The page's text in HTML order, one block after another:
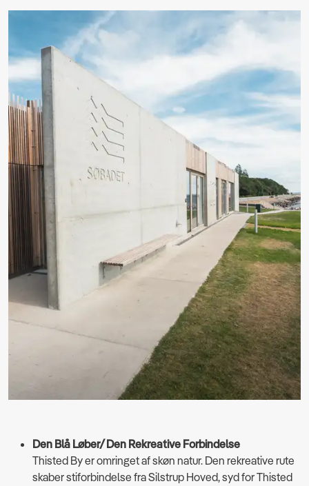
Den Blå Løber/ Den Rekreative Forbindelse
Thisted By er omringet af skøn natur. Den rekreative rute
skaber stiforbindelse fra Silstrup Hoved, syd for Thisted